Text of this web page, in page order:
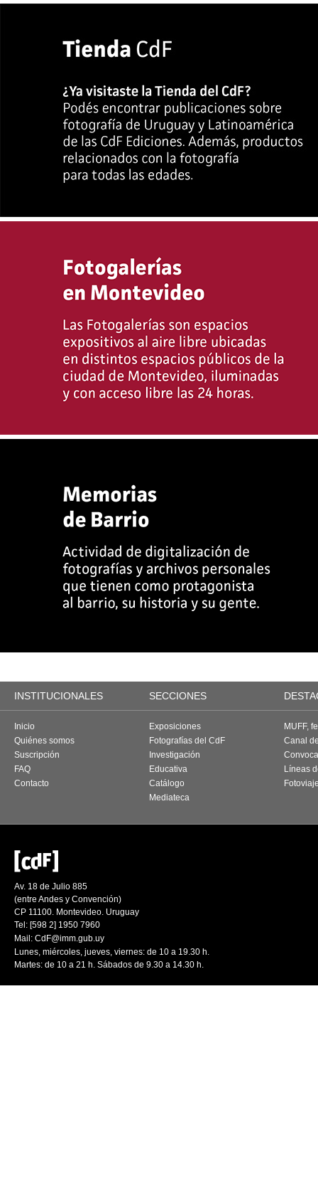
INSTITUCIONALES SECCIONES
Inicio
Quiénes somos
Suscripción
FAQ
Contacto
Exposiciones
Fotografías del CdF
Investigación
Educativa
Catálogo
Mediateca
MUFF,
Canal
Líneas
Av. 18 de Julio 885
(entre Andes y Convención)
CP 11100. Montevideo. Uruguay
Tel: [598 2] 1950 7960
Mail: CdF@imm.gub.uy
Lunes, miércoles, jueves, viernes: de 10 a 19.30 h.
Martes: de 10 a 21 h. Sábados de 9.30 a 14.30 h.